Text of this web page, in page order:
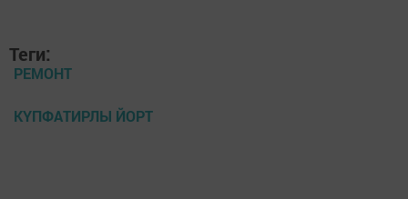
Теги:
РЕМОНТ
КҮПФАТИРЛЫ ЙОРТ